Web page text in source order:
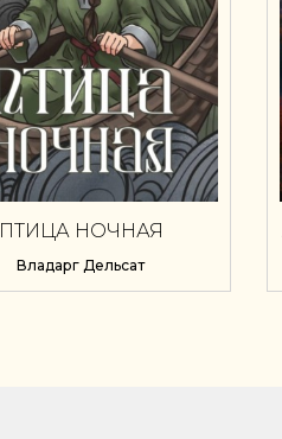
ПТИЦА НОЧНАЯ
Владарг Дельсат